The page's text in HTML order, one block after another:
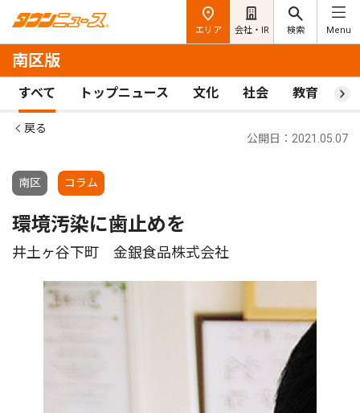
エリア 会社・IR 検索 Menu
南区版
すべて トップニュース 文化 社会 教育 ス
戻る
南区 コラム
公開日：2021.05.07
環境汚染に歯止めを
井土ヶ谷下町 金銀食品株式会社